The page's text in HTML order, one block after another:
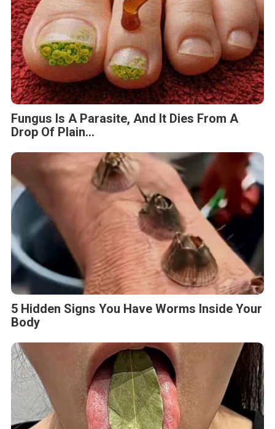
Fungus Is A Parasite, And It Dies From A
Drop Of Plain...
5 Hidden Signs You Have Worms Inside Your
Body